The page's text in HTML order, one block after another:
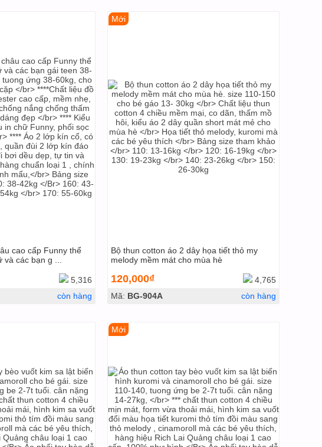
cao cấp Funny thể
các bạn g ...
5,316
còn hàng
Mới
Bộ thun cotton áo 2 dây họa tiết thỏ my
melody mềm mát cho mùa hè
120,000₫
4,765
Mã: BG-904A còn hàng
Mới